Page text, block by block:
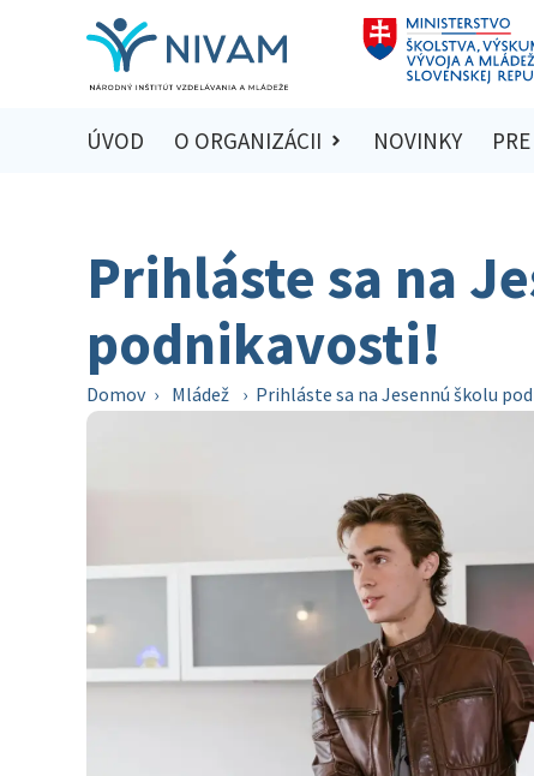
ÚVOD O ORGANIZÁCII NOVINKY
Prihláste sa na
podnikavosti!
Domov › Mládež › Prihláste sa na Jesennú školu